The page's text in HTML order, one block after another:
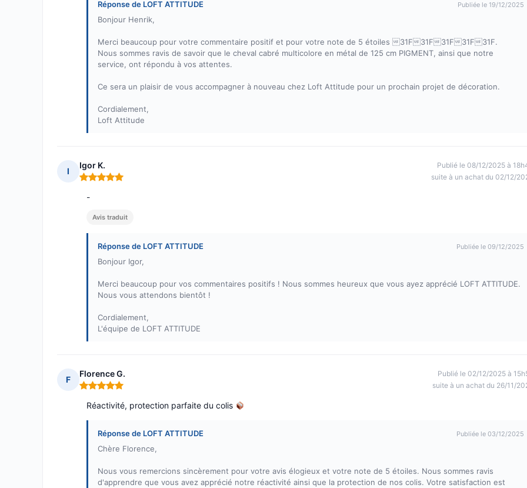
Réponse de LOFT ATTITUDE Publiée le 19/12/2025
Bonjour Henrik,
Merci beaucoup pour votre commentaire positif et pour votre note de 5 étoiles 31F31F31F31F31F.
Nous sommes ravis de savoir que le cheval cabré multicolore en métal de 125 cm PIGMENT, ainsi que notre
service, ont répondu à vos attentes.
Ce sera un plaisir de vous accompagner à nouveau chez Loft Attitude pour un prochain projet de décoration.
Cordialement,
Loft Attitude
I
Igor K.
Note : 5 sur 5
Publié le 08/12/2025 à
suite à un achat du 02/12/
-
Avis traduit
Réponse de LOFT ATTITUDE Publiée le 09/12/2025
Bonjour Igor,
Merci beaucoup pour vos commentaires positifs ! Nous sommes heureux que vous ayez apprécié LOFT ATTITUDE.
Nous vous attendons bientôt !
Cordialement,
L'équipe de LOFT ATTITUDE
F
Florence G.
Note : 5 sur 5
Publié le 02/12/2025 à
suite à un achat du 26/11/
Réactivité, protection parfaite du colis
Réponse de LOFT ATTITUDE Publiée le 03/12/2025
Chère Florence,
Nous vous remercions sincèrement pour votre avis élogieux et votre note de 5 étoiles. Nous sommes ravis
d'apprendre que vous avez apprécié notre réactivité ainsi que la protection de nos colis. Votre satisfaction est